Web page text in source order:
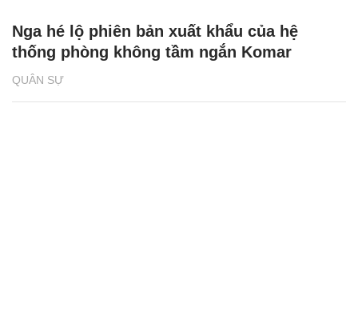
QUÂN SỰ
Nga hé lộ phiên bản xuất khẩu của hệ
thống phòng không tầm ngắn Komar